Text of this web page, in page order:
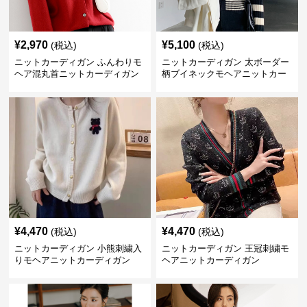
¥2,970 (税込)
ニットカーディガン ふんわりモ
ヘア混丸首ニットカーディガン
¥5,100 (税込)
ニットカーディガン 太ボーダー
柄ブイネックモヘアニットカー
¥4,470 (税込)
ニットカーディガン 小熊刺繍入
りモヘアニットカーディガン
¥4,470 (税込)
ニットカーディガン 王冠刺繍モ
ヘアニットカーディガン